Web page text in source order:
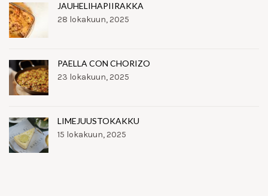
JAUHELIHAPIIRAKKA
28 lokakuun, 2025
PAELLA CON CHORIZO
23 lokakuun, 2025
LIMEJUUSTOKAKKU
15 lokakuun, 2025